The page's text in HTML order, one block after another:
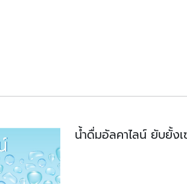
น้ำดื่มอัลคาไลน์ ยับยั้งเ